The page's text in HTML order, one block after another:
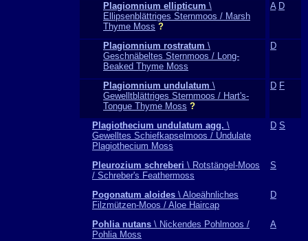
Plagiomnium ellipticum \
Ellipsenblättriges Sternmoos / Marsh
Thyme Moss ?
A D
Plagiomnium rostratum \
Geschnäbeltes Sternmoos / Long-
Beaked Thyme Moss
D
Plagiomnium undulatum \
Gewelltblättriges Sternmoos / Hart's-
Tongue Thyme Moss ?
D F
Plagiothecium undulatum agg. \
Gewelltes Schiefkapselmoos / Undulate
Plagiothecium Moss
D S
Pleurozium schreberi \ Rotstängel-Moos
/ Schreber's Feathermoss
S
Pogonatum aloides \ Aloeähnliches
Filzmützen-Moos / Aloe Haircap
D
Pohlia nutans \ Nickendes Pohlmoos /
Pohlia Moss
A